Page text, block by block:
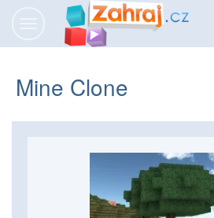
Mine Clone